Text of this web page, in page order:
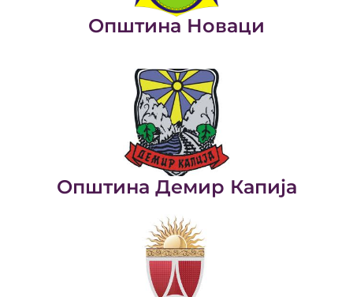
Општина Новаци
Општина Демир Капија